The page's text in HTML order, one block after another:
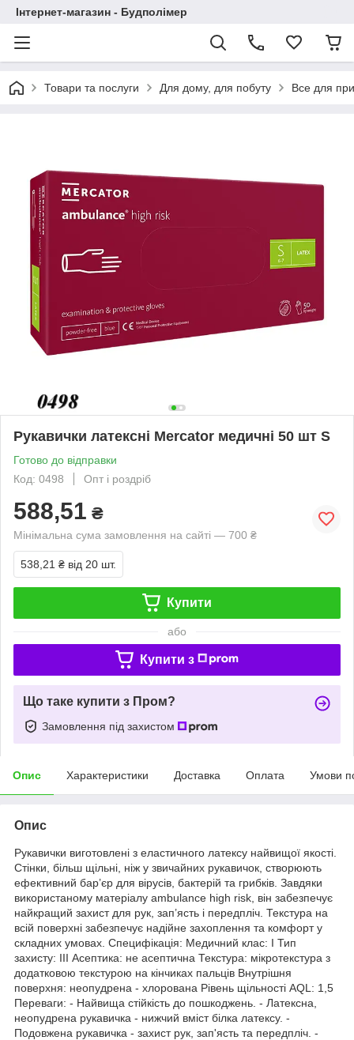
Інтернет-магазин - Будполімер
Товари та послуги Для дому, для побуту Все для
Рукавички латексні Mercator медичні 50 шт S
Готово до відправки
Код: 0498
Опт і роздріб
588,51 ₴
Мінімальна сума замовлення на сайті — 700 ₴
538,21 ₴ від 20 шт.
Купити
або
Купити з
Що таке купити з Пром?
Замовлення під захистом
Опис Характеристики Доставка Оплата Умови
Опис
Рукавички виготовлені з еластичного латексу найвищої якості.
Стінки, більш щільні, ніж у звичайних рукавичок, створюють
ефективний бар’єр для вірусів, бактерій та грибків. Завдяки
використаному матеріалу ambulance high risk, він забезпечує
найкращий захист для рук, зап’ясть і передпліч. Текстура на
всій поверхні забезпечує надійне захоплення та комфорт у
складних умовах. Специфікація: Медичний клас: І Тип
захисту: III Асептика: не асептична Текстура: мікротекстура з
додатковою текстурою на кінчиках пальців Внутрішня
поверхня: неопудрена - хлорована Рівень щільності AQL: 1,5
Переваги: - Найвища стійкість до пошкоджень. - Латексна,
неопудрена рукавичка - нижчий вміст білка латексу. -
Подовжена рукавичка - захист рук, зап'ясть та передпліч. -